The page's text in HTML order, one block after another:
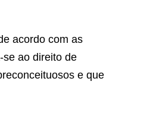
acordo com as
se ao direito de
e que